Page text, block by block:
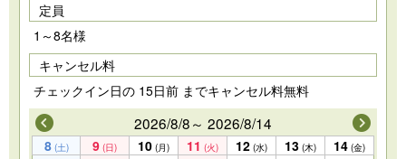
定員
1～8名様
キャンセル料
チェックイン日の 15日前 までキャンセル料無料
2026/8/8～ 2026/8/14
8 (土) 9 (日) 10 (月) 11 (火) 12 (水) 13 (木) 14 (金)